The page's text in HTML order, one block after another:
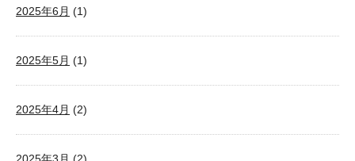
2025年6月 (1)
2025年5月 (1)
2025年4月 (2)